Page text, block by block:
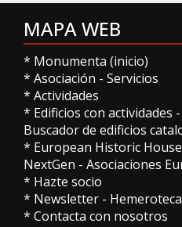
MAPA WEB
* Monumenta (inicio)
* Asociación - Servicios
* Actividades
* Edificios con actividades -
Buscador de edificios
* European Historic
NextGen - Asociaciones
* Hazte socio
* Newsletter - Hemeroteca
* Contacta con nosotros